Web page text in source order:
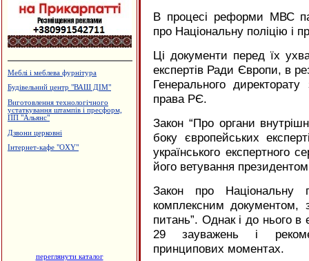
Готель "Велес"
Стоматологічний центр "ЛЮКС"
Агентство нерухомості "А.Мрія"
Виробництво камертонів
Лікувально-діагностичний центр
переглянути каталог
В процесі реформи МВС
про Національну поліцію і
Ці документи перед їх
експертів Ради Європи, в
Генерального
права РЄ.
Закон “Про органи
боку європейських
українського експертного
його ветування
Закон про Національну
комплексним документом,
питань”. Однак і до нього в
29 зауважень і
принципових моментах.